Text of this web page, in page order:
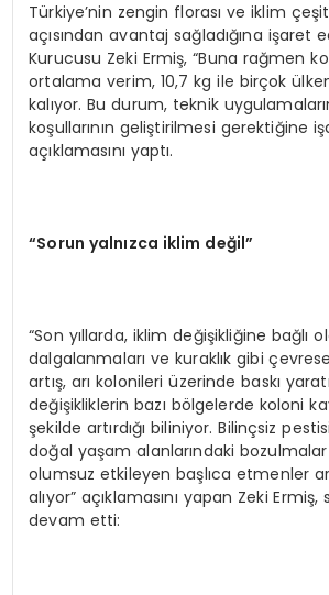
Türkiye’nin zengin florası ve iklim
açısından avantaj sağladığına işaret
Kurucusu Zeki Ermiş, “Buna rağmen
ortalama verim, 10,7 kg ile birçok
kalıyor. Bu durum, teknik
koşullarının geliştirilmesi gerektiğine
açıklamasını yaptı.
“Sorun yalnızca iklim değil”
“Son yıllarda, iklim değişikliğine bağlı
dalgalanmaları ve kuraklık gibi
artış, arı kolonileri üzerinde baskı
değişikliklerin bazı bölgelerde koloni
şekilde artırdığı biliniyor. Bilinçsiz
doğal yaşam alanlarındaki bozulmalar
olumsuz etkileyen başlıca etmenler
alıyor” açıklamasını yapan Zeki
devam etti: